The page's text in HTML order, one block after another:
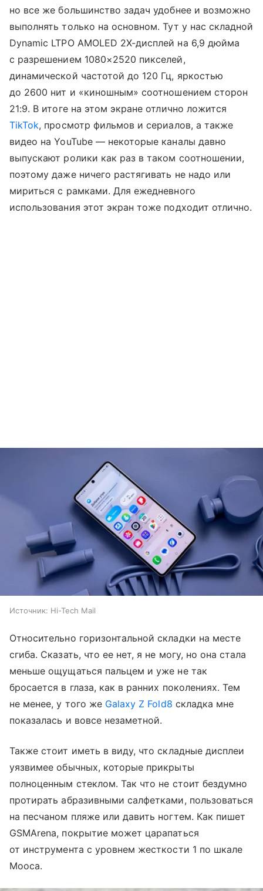
но все же большинство задач удобнее и возможно
выполнять только на основном. Тут у нас складной
Dynamic LTPO AMOLED 2X-дисплей на 6,9 дюйма
с разрешением 1080×2520 пикселей,
динамической частотой до 120 Гц, яркостью
до 2600 нит и «киношным» соотношением сторон
21:9. В итоге на этом экране отлично ложится
TikTok, просмотр фильмов и сериалов, а также
видео на YouTube — некоторые каналы давно
выпускают ролики как раз в таком соотношении,
поэтому даже ничего растягивать не надо или
мириться с рамками. Для ежедневного
использования этот экран тоже подходит отлично.
Источник: Hi-Tech Mail
Относительно горизонтальной складки на месте
сгиба. Сказать, что ее нет, я не могу, но она стала
меньше ощущаться пальцем и уже не так
бросается в глаза, как в ранних поколениях. Тем
не менее, у того же Galaxy Z Fold8 складка мне
показалась и вовсе незаметной.
Также стоит иметь в виду, что складные дисплеи
уязвимее обычных, которые прикрыты
полноценным стеклом. Так что не стоит бездумно
протирать абразивными салфетками, пользоваться
на песчаном пляже или давить ногтем. Как пишет
GSMArena, покрытие может царапаться
от инструмента с уровнем жесткости 1 по шкале
Мооса.